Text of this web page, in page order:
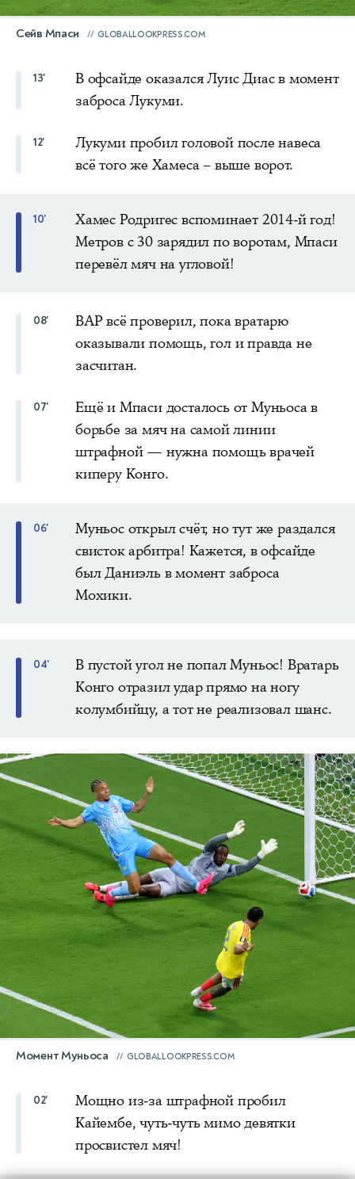
Сейв Мпаси GLOBALLOOKPRESS.COM
13'
В офсайде оказался Луис Диас в момент
заброса Лукуми.
12'
Лукуми пробил головой после навеса
всё того же Хамеса – выше ворот.
10'
Хамес Родригес вспоминает 2014-й год!
Метров с 30 зарядил по воротам, Мпаси
перевёл мяч на угловой!
08'
ВАР всё проверил, пока вратарю
оказывали помощь, гол и правда не
засчитан.
07'
Ещё и Мпаси досталось от Муньоса в
борьбе за мяч на самой линии
штрафной — нужна помощь врачей
киперу Конго.
06'
Муньос открыл счёт, но тут же раздался
свисток арбитра! Кажется, в офсайде
был Даниэль в момент заброса
Мохики.
04'
В пустой угол не попал Муньос! Вратарь
Конго отразил удар прямо на ногу
колумбийцу, а тот не реализовал шанс.
Момент Муньоса GLOBALLOOKPRESS.COM
02'
Мощно из-за штрафной пробил
Кайембе, чуть-чуть мимо девятки
просвистел мяч!